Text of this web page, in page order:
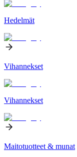
Hedelmät
Vihannekset
Vihannekset
Maitotuotteet & munat